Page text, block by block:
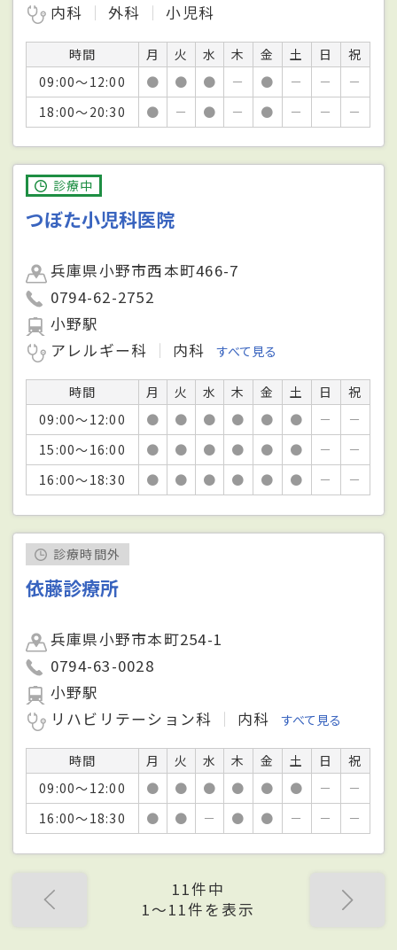
内科
外科 小児科
時間 月 火 水 木 金 土 日
祝
09:00～12:00
● ● ● － ● － －
－
18:00～20:30
● － ● － ● － － －
診療中
つぼた小児科医院
兵庫県小野市西本町466-7
0794-62-2752
小野駅
アレルギー科
内科 すべて見る
時間 月 火 水 木 金 土 日
祝
09:00～12:00
● ● ● ● ● ● －
－
15:00～16:00
● ● ● ● ● ● －
－
16:00～18:30
● ● ● ● ● ● － －
診療時間外
依藤診療所
兵庫県小野市本町254-1
0794-63-0028
小野駅
リハビリテーション科
内科 すべて見る
時間 月 火 水 木 金 土 日
祝
09:00～12:00
● ● ● ● ● ● －
－
16:00～18:30
● ● － ● ● － － －
11件中
1〜11件を表示